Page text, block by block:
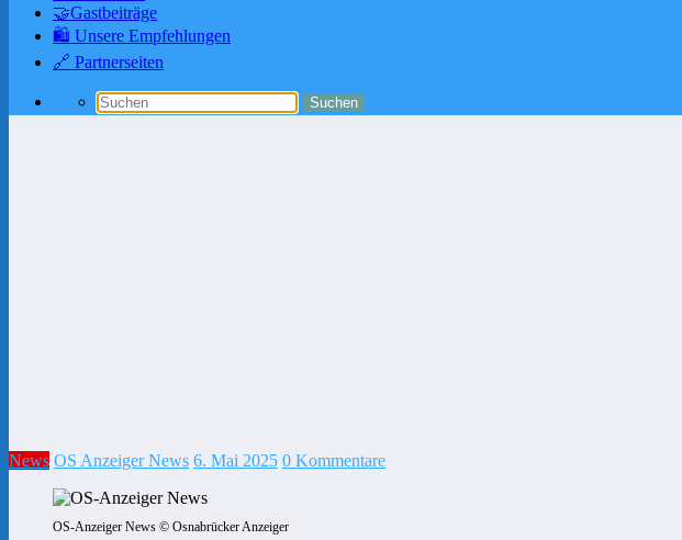
🤝Gastbeiträge
🛍️ Unsere Empfehlungen
🔗 Partnerseiten
News OS Anzeiger News 6. Mai 2025 0 Kommentare
OS-Anzeiger News © Osnabrücker Anzeiger